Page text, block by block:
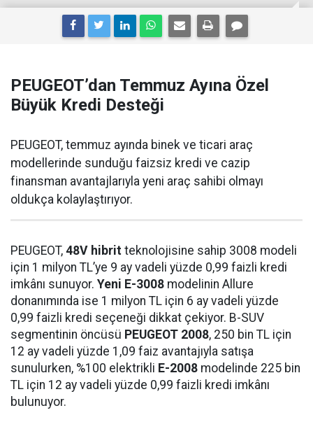
PEUGEOT’dan Temmuz Ayına Özel
Büyük Kredi Desteği
PEUGEOT, temmuz ayında binek ve ticari araç
modellerinde sunduğu faizsiz kredi ve cazip
finansman avantajlarıyla yeni araç sahibi olmayı
oldukça kolaylaştırıyor.
PEUGEOT, 48V hibrit teknolojisine sahip 3008 modeli
için 1 milyon TL’ye 9 ay vadeli yüzde 0,99 faizli kredi
imkânı sunuyor. Yeni E-3008 modelinin Allure
donanımında ise 1 milyon TL için 6 ay vadeli yüzde
0,99 faizli kredi seçeneği dikkat çekiyor. B-SUV
segmentinin öncüsü PEUGEOT 2008, 250 bin TL için
12 ay vadeli yüzde 1,09 faiz avantajıyla satışa
sunulurken, %100 elektrikli E-2008 modelinde 225 bin
TL için 12 ay vadeli yüzde 0,99 faizli kredi imkânı
bulunuyor.